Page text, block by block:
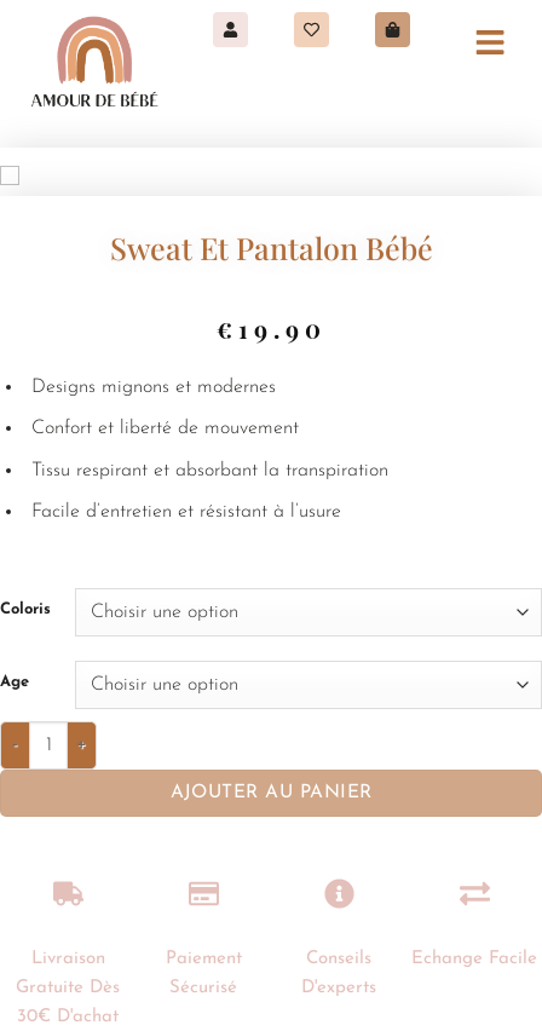
Sweat Et Pantalon Bébé
€ 19.90
Designs mignons et modernes
Confort et liberté de mouvement
Tissu respirant et absorbant la transpiration
Facile d’entretien et résistant à l’usure
Coloris
Age
AJOUTER AU PANIER
Livraison
Gratuite Dès
30€ D'achat
Paiement
Sécurisé
Conseils
D'experts
Echange Facile